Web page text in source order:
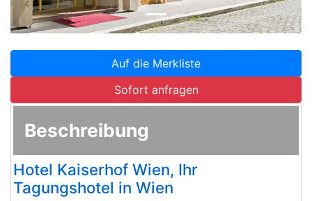
Auf die Merkliste
Sofort anfragen
Beschreibung
Hotel Kaiserhof Wien, Ihr
Tagungshotel in Wien